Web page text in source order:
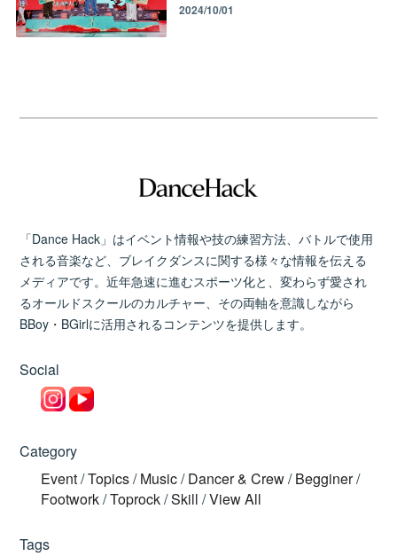
2024/10/01
「Dance Hack」はイベント情報や技の練習方法、バトルで使用
される音楽など、ブレイクダンスに関する様々な情報を伝える
メディアです。近年急速に進むスポーツ化と、変わらず愛され
るオールドスクールのカルチャー、その両軸を意識しながら
BBoy・BGirlに活用されるコンテンツを提供します。
Social
Category
Event/Topics/ Music/ Dancer & Crew/ Begginer/
Footwork/Toprock/Skill /View All
Tags